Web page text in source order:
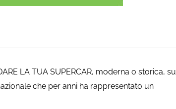
LA TUA SUPERCAR, moderna o storica, su
che per anni ha rappresentato un